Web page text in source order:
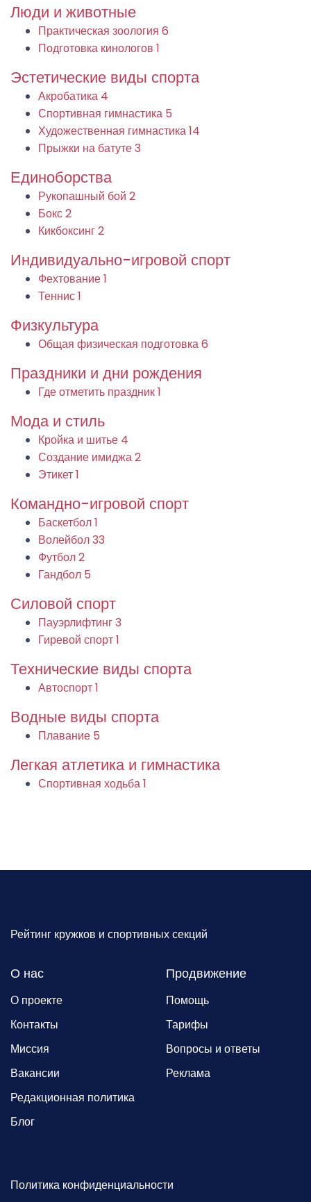
Люди и животные
Практическая зоология 6
Подготовка кинологов 1
Эстетические виды спорта
Акробатика 4
Спортивная гимнастика 5
Художественная гимнастика14
Прыжки на батуте3
Единоборства
Рукопашный бой 2
Бокс2
Кикбоксинг2
Индивидуально-игровой спорт
Фехтование1
Теннис1
Физкультура
Общая физическая подготовка6
Праздники и дни рождения
Где отметить праздник1
Мода и стиль
Кройка и шитье 4
Создание имиджа2
Этикет1
Командно-игровой спорт
Баскетбол1
Волейбол33
Футбол2
Гандбол 5
Силовой спорт
Пауэрлифтинг3
Гиревой спорт1
Технические виды спорта
Автоспорт1
Водные виды спорта
Плавание 5
Легкая атлетика и гимнастика
Спортивная ходьба1
Рейтинг кружков и спортивных секций
О нас
О проекте
Контакты
Миссия
Вакансии
Редакционная политика
Блог
Продвижение
Помощь
Тарифы
Вопросы и ответы
Реклама
Политика конфиденциальности